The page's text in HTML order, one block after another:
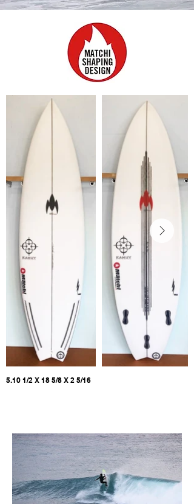
5.10 1/2 X 18 5/8 X 2 5/16